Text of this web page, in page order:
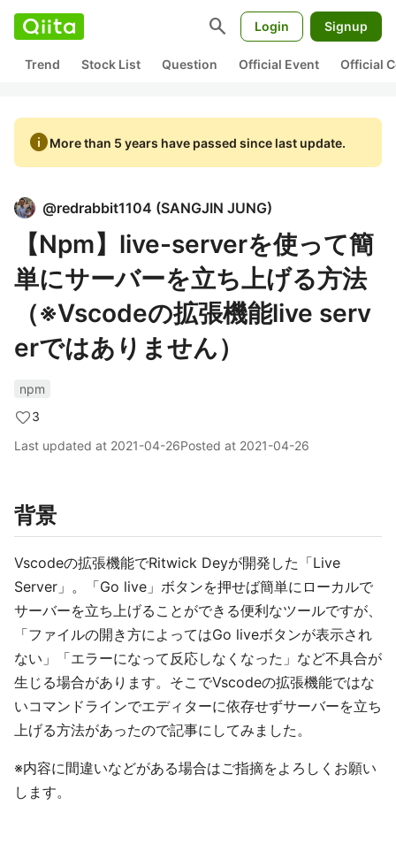
search Login Signup
Trend Stock List Question Official Event Official
infoMore than 5 years have passed since last update.
@redrabbit1104 (SANGJIN JUNG)
【Npm】live-serverを使って簡
単にサーバーを立ち上げる方法
（※Vscodeの拡張機能live serv
erではありません）
npm
3
Last updated at 2021-04-26Posted at 2021-04-26
背景
Vscodeの拡張機能でRitwick Deyが開発した「Live
Server」。「Go live」ボタンを押せば簡単にローカルで
サーバーを立ち上げることができる便利なツールですが、
「ファイルの開き方によってはGo liveボタンが表示され
ない」「エラーになって反応しなくなった」など不具合が
生じる場合があります。そこでVscodeの拡張機能ではな
いコマンドラインでエディターに依存せずサーバーを立ち
上げる方法があったので記事にしてみました。
※内容に間違いなどがある場合はご指摘をよろしくお願い
します。